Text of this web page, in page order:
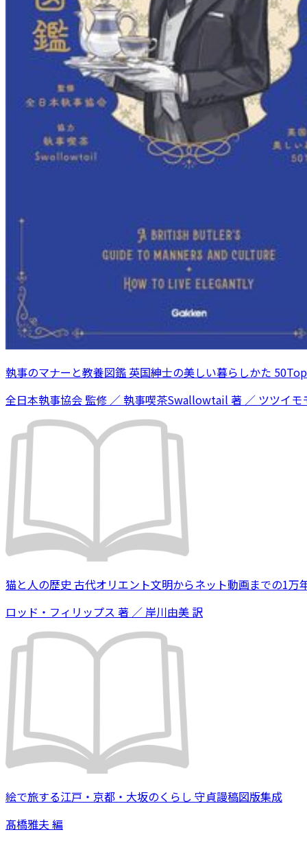
執事のマナーと教養図鑑 英国紳士の美しい暮らしかた
全日本執事協会 監修 ／ 執事喫茶Swallowtail 著 ／ ツツイ
猫と人の歴史 古代オリエント文明からネット動画までの1万
ロッド・フィリップス 著 ／ 岸川由美 訳
絵で旅する江戸・京都・大坂のくらし 守貞謾稿図版集成
髙橋雅夫 編